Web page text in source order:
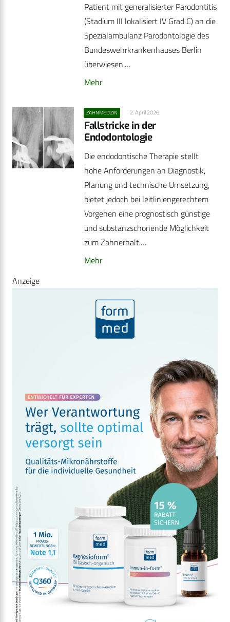
Patient mit generalisierter Parodontitis
(Stadium III lokalisiert IV Grad C) an die
Spezialambulanz Parodontologie des
Bundeswehrkrankenhauses Berlin
überwiesen.…
Mehr
ZAHNMEDIZIN 2. April 2026
Fallstricke in der
Endodontologie
Die endodontische Therapie stellt
hohe Anforderungen an Diagnostik,
Planung und technische Umsetzung,
bietet jedoch bei leitliniengerechtem
Vorgehen eine prognostisch günstige
und substanzschonende Möglichkeit
zum Zahnerhalt.…
Mehr
Anzeige